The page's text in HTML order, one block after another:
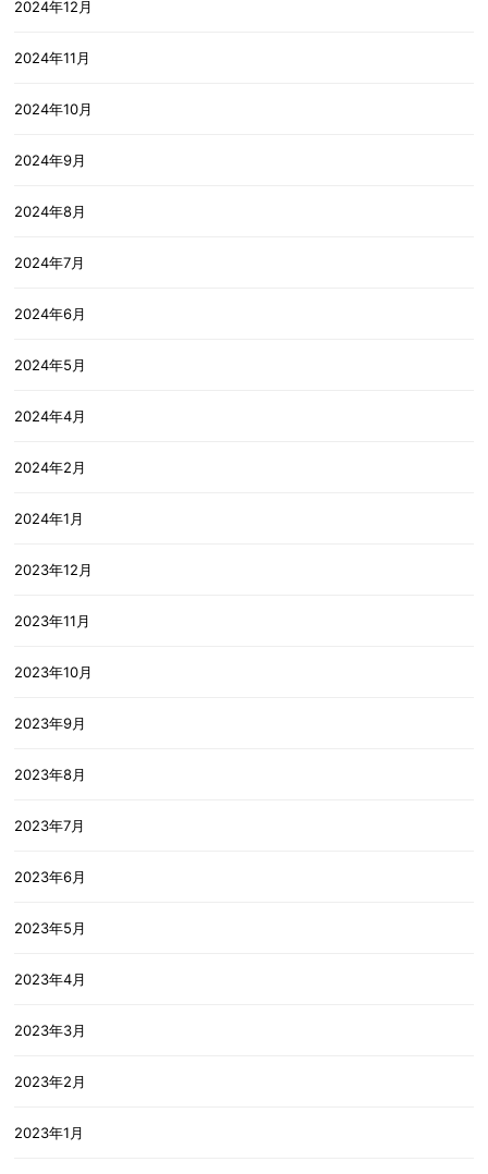
2024年12月
2024年11月
2024年10月
2024年9月
2024年8月
2024年7月
2024年6月
2024年5月
2024年4月
2024年2月
2024年1月
2023年12月
2023年11月
2023年10月
2023年9月
2023年8月
2023年7月
2023年6月
2023年5月
2023年4月
2023年3月
2023年2月
2023年1月